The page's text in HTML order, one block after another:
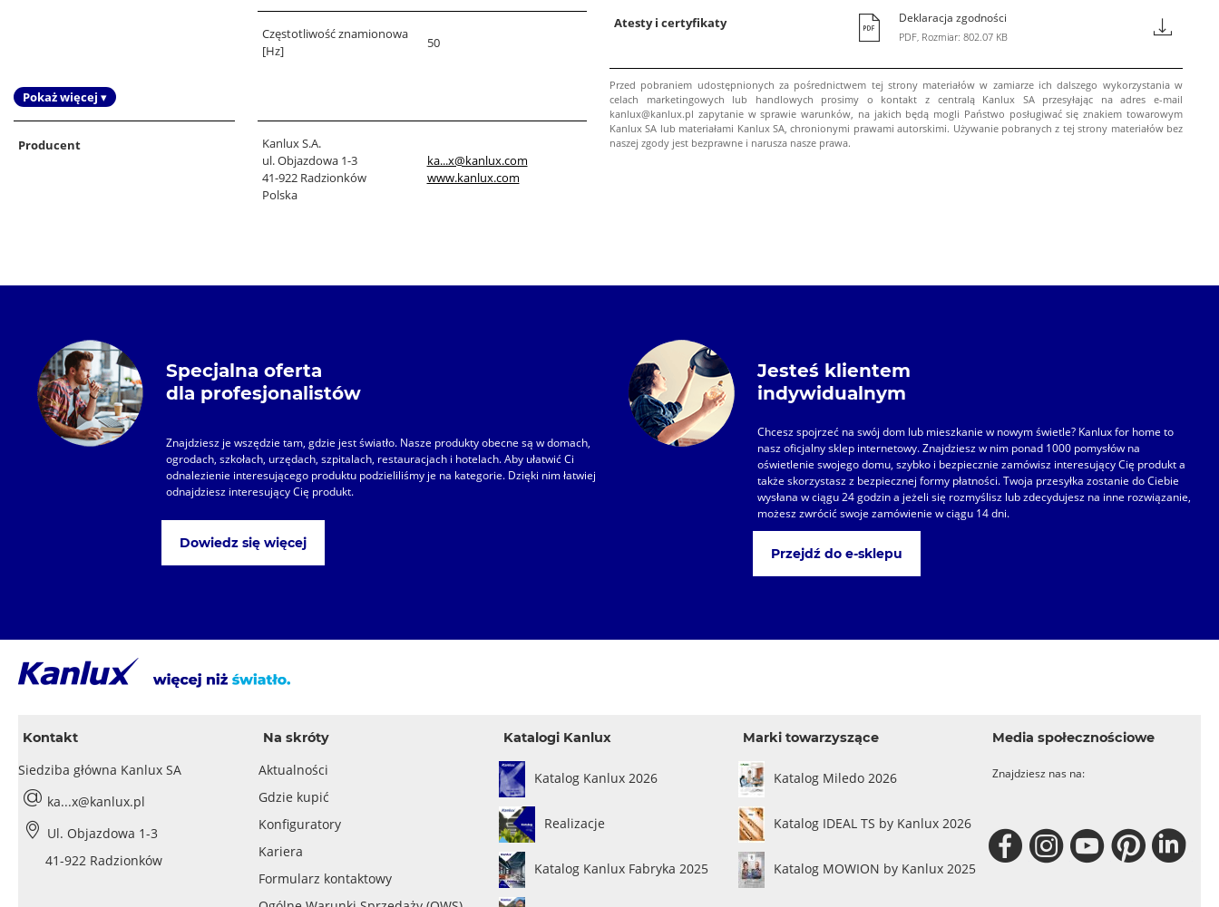
Częstotliwość znamionowa
[Hz]
50
Pokaż więcej ▾
Producent
Kanlux S.A.
ul. Objazdowa 1-3
41-922 Radzionków
Polska
ka...x@kanlux.com
www.kanlux.com
Atesty i certyfikaty Deklaracja zgodności
PDF, Rozmiar: 802.07 KB
Przed pobraniem udostępnionych za pośrednictwem tej strony materiałów w zamiarze ich dalszego wykorzystania w
celach marketingowych lub handlowych prosimy o kontakt z centralą Kanlux SA przesyłając na adres e-mail
kanlux@kanlux.pl zapytanie w sprawie warunków, na jakich będą mogli Państwo posługiwać się znakiem towarowym
Kanlux SA lub materiałami Kanlux SA, chronionymi prawami autorskimi. Używanie pobranych z tej strony materiałów bez
naszej zgody jest bezprawne i narusza nasze prawa.
Specjalna oferta
dla profesjonalistów
Znajdziesz je wszędzie tam, gdzie jest światło. Nasze produkty obecne są w domach,
ogrodach, szkołach, urzędach, szpitalach, restauracjach i hotelach. Aby ułatwić Ci
odnalezienie interesującego produktu podzieliliśmy je na kategorie. Dzięki nim łatwiej
odnajdziesz interesujący Cię produkt.
Dowiedz się więcej
Jesteś klientem
indywidualnym
Chcesz spojrzeć na swój dom lub mieszkanie w nowym świetle? Kanlux for home to
nasz oficjalny sklep internetowy. Znajdziesz w nim ponad 1000 pomysłów na
oświetlenie swojego domu, szybko i bezpiecznie zamówisz interesujący Cię produkt a
także skorzystasz z bezpiecznej formy płatności. Twoja przesyłka zostanie do Ciebie
wysłana w ciągu 24 godzin a jeżeli się rozmyślisz lub zdecydujesz na inne rozwiązanie,
możesz zwrócić swoje zamówienie w ciągu 14 dni.
Przejdź do e-sklepu
Kontakt
Siedziba główna Kanlux SA
ka...x@kanlux.pl
Ul. Objazdowa 1-3
41-922 Radzionków
Na skróty
Aktualności
Gdzie kupić
Konfiguratory
Kariera
Formularz kontaktowy
Katalogi Kanlux
Katalog Kanlux 2026
Realizacje
Katalog Kanlux Fabryka 2025
Marki towarzyszące
Katalog Miledo 2026
Katalog IDEAL TS by Kanlux 2026
Katalog MOWION by Kanlux 2025
Media społecznościowe
Znajdziesz nas na: